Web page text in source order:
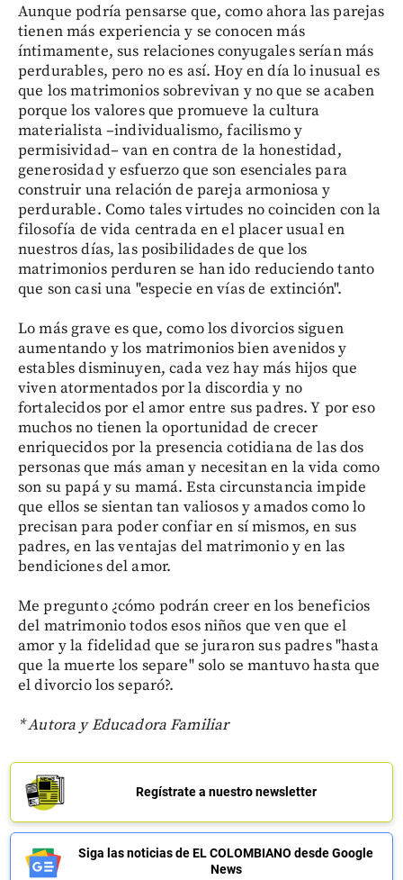
Aunque podría pensarse que, como ahora las parejas
tienen más experiencia y se conocen más
íntimamente, sus relaciones conyugales serían más
perdurables, pero no es así. Hoy en día lo inusual es
que los matrimonios sobrevivan y no que se acaben
porque los valores que promueve la cultura
materialista –individualismo, facilismo y
permisividad– van en contra de la honestidad,
generosidad y esfuerzo que son esenciales para
construir una relación de pareja armoniosa y
perdurable. Como tales virtudes no coinciden con la
filosofía de vida centrada en el placer usual en
nuestros días, las posibilidades de que los
matrimonios perduren se han ido reduciendo tanto
que son casi una "especie en vías de extinción".
Lo más grave es que, como los divorcios siguen
aumentando y los matrimonios bien avenidos y
estables disminuyen, cada vez hay más hijos que
viven atormentados por la discordia y no
fortalecidos por el amor entre sus padres. Y por eso
muchos no tienen la oportunidad de crecer
enriquecidos por la presencia cotidiana de las dos
personas que más aman y necesitan en la vida como
son su papá y su mamá. Esta circunstancia impide
que ellos se sientan tan valiosos y amados como lo
precisan para poder confiar en sí mismos, en sus
padres, en las ventajas del matrimonio y en las
bendiciones del amor.
Me pregunto ¿cómo podrán creer en los beneficios
del matrimonio todos esos niños que ven que el
amor y la fidelidad que se juraron sus padres "hasta
que la muerte los separe" solo se mantuvo hasta que
el divorcio los separó?.
* Autora y Educadora Familiar
Regístrate a nuestro newsletter
Siga las noticias de EL COLOMBIANO desde Google
News